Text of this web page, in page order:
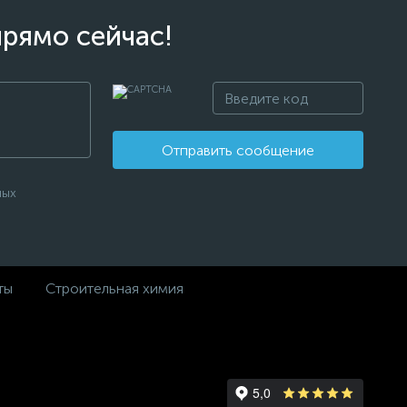
сейчас!
Отправить сообщение
Строительная химия